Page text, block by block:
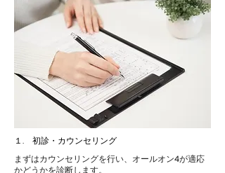
１. 初診・カウンセリング
まずはカウンセリングを行い、オールオン4が適応
かどうかを診断します。